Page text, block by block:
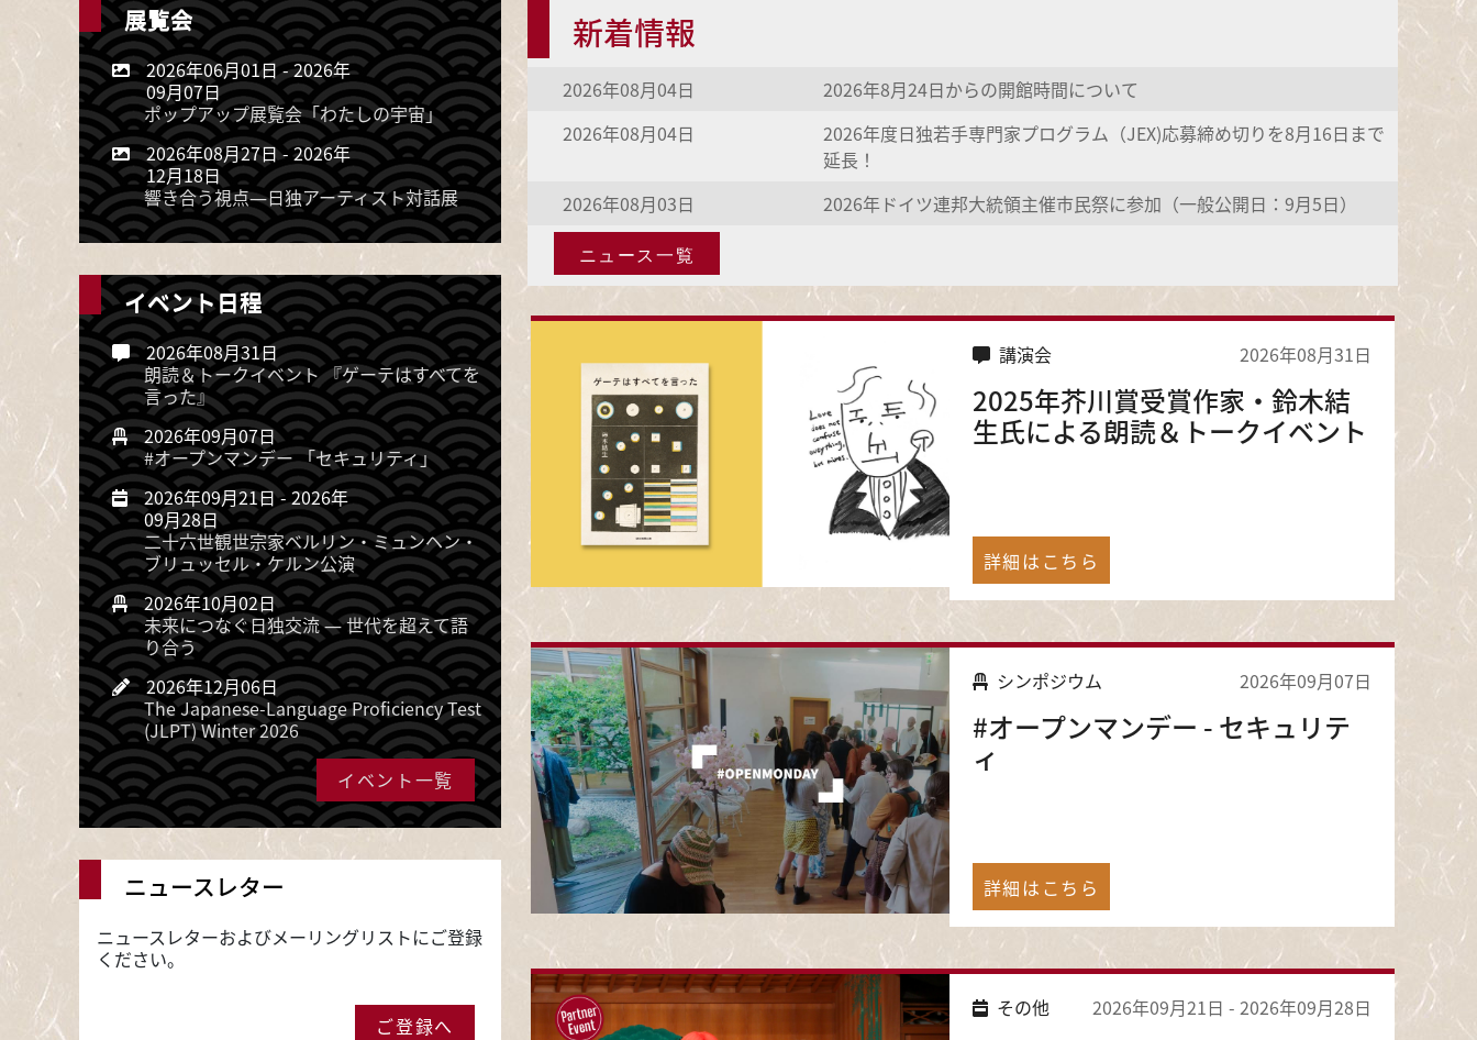
新着情報
2026年08月04日
2026年8月24日からの開館時間について
2026年08月04日
2026年度日独若手専門家プログラム（JEX)応募締め切りを8月16日まで
延長！
2026年08月03日
2026年ドイツ連邦大統領主催市民祭に参加（一般公開日：9月5日）
ニュース一覧
講演会 2026年08月31日
2025年芥川賞受賞作家・鈴木結
生氏による朗読＆トークイベント
詳細はこちら
シンポジウム 2026年09月07日
#オープンマンデー - セキュリテ
ィ
詳細はこちら
その他 2026年09月21日 - 2026年09月28日
展覧会
2026年06月01日-2026年
09月07日
ポップアップ展覧会「わたしの宇宙」
2026年08月27日-2026年
12月18日
響き合う視点―日独アーティスト対話展
イベント日程
2026年08月31日
朗読＆トークイベント 『ゲーテはすべてを
言った』
2026年09月07日
#オープンマンデー 「セキュリティ」
2026年09月21日-2026年
09月28日
二十六世観世宗家ベルリン・ミュンヘン・
ブリュッセル・ケルン公演
2026年10月02日
未来につなぐ日独交流 ― 世代を超えて語
り合う
2026年12月06日
The Japanese-Language Proficiency Test
(JLPT) Winter 2026
イベント一覧
ニュースレター
ニュースレターおよびメーリングリストにご登録
ください。
ご登録へ